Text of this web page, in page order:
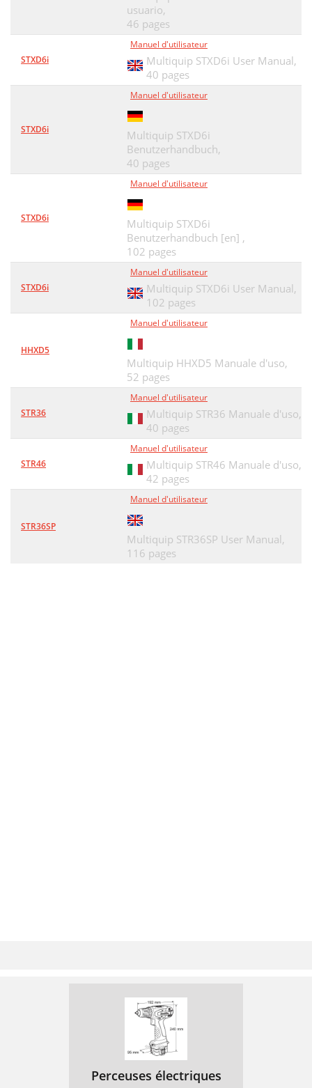
usuario,
46 pages
STXD6i
Manuel d'utilisateur
Multiquip STXD6i User Manual,
40 pages
STXD6i
Manuel d'utilisateur
Multiquip STXD6i
Benutzerhandbuch,
40 pages
STXD6i
Manuel d'utilisateur
Multiquip STXD6i
Benutzerhandbuch [en] ,
102 pages
STXD6i
Manuel d'utilisateur
Multiquip STXD6i User Manual,
102 pages
HHXD5
Manuel d'utilisateur
Multiquip HHXD5 Manuale d'uso,
52 pages
STR36
Manuel d'utilisateur
Multiquip STR36 Manuale d'uso,
40 pages
STR46
Manuel d'utilisateur
Multiquip STR46 Manuale d'uso,
42 pages
STR36SP
Manuel d'utilisateur
Multiquip STR36SP User Manual,
116 pages
Perceuses électriques